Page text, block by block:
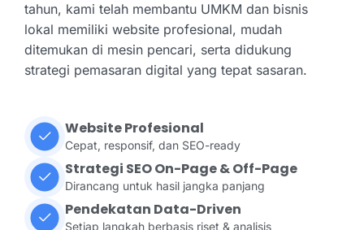
tahun, kami telah membantu UMKM dan bisnis
lokal memiliki website profesional, mudah
ditemukan di mesin pencari, serta didukung
strategi pemasaran digital yang tepat sasaran.
Website Profesional
Cepat, responsif, dan SEO-ready
Strategi SEO On-Page & Off-Page
Dirancang untuk hasil jangka panjang
Pendekatan Data-Driven
Setiap langkah berbasis riset & analisis